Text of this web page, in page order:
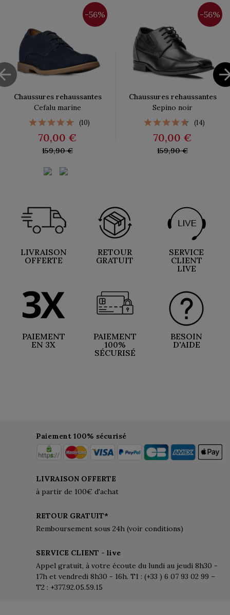
Chaussures rehaussantes
Cefalu marine
(10)
70,00 €
159,90 €
-56%
Chaussures rehaussantes
Sepino noir
(14)
70,00 €
159,90 €
-56%
LIVRAISON
OFFERTE
RETOUR
GRATUIT
SERVICE
CLIENT
LIVE
PAIEMENT
EN 3X
PAIEMENT
100%
SÉCURISÉ
BESOIN
D'AIDE
Paiement 100% sécurisé
LIVRAISON OFFERTE
à partir de 100€ d'achat
RETOUR GRATUIT*
Remboursement sous 24h (voir conditions)
SERVICE CLIENT - live
Appel gratuit, à votre écoute du lundi au jeudi 8h30 -
17h et vendredi 8h30 - 16h. T1 : (+33 ) 6 07 93 02 99 –
T2 : +377.92.05.59.15